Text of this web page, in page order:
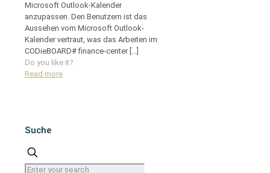
Microsoft Outlook-Kalender
anzupassen. Den Benutzern ist das
Aussehen vom Microsoft Outlook-
Kalender vertraut, was das Arbeiten im
CODieBOARD# finance-center[…]
Do you like it?
Read more
Suche